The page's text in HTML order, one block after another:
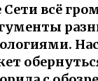
всё